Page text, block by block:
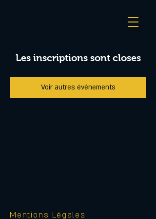
Les inscriptions sont closes
Voir autres événements
Mentions Légales